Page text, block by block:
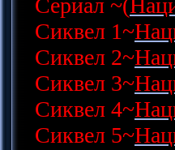
Сериал ~(
Сиквел 1~
Сиквел 2~
Сиквел 3~
Сиквел 4~
Сиквел 5~